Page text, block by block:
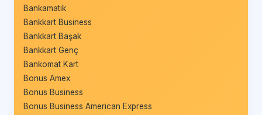
Bankamatik
Bankkart Business
Bankkart Başak
Bankkart Genç
Bankomat Kart
Bonus Amex
Bonus Business
Bonus Business American Express